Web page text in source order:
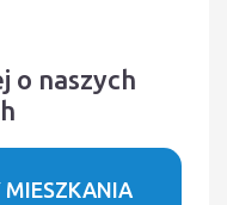
o naszych
MIESZKANIA